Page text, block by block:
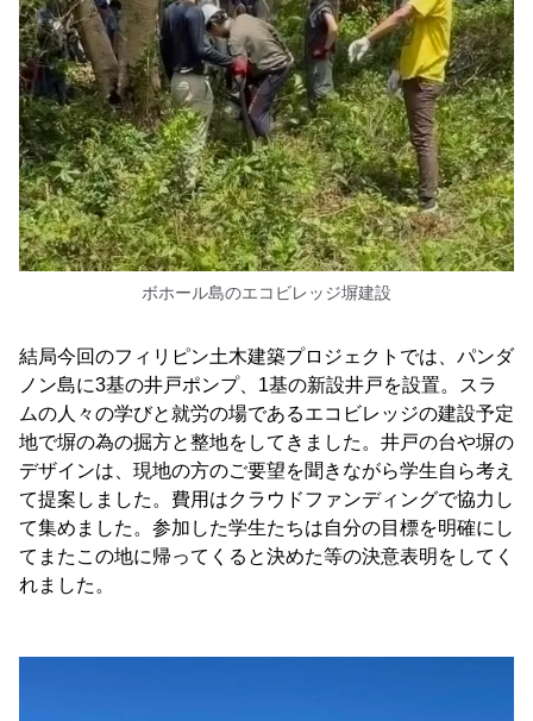
ボホール島のエコビレッジ塀建設
結局今回のフィリピン土木建築プロジェクトでは、パンダ
ノン島に3基の井戸ポンプ、1基の新設井戸を設置。スラ
ムの人々の学びと就労の場であるエコビレッジの建設予定
地で塀の為の掘方と整地をしてきました。井戸の台や塀の
デザインは、現地の方のご要望を聞きながら学生自ら考え
て提案しました。費用はクラウドファンディングで協力し
て集めました。参加した学生たちは自分の目標を明確にし
てまたこの地に帰ってくると決めた等の決意表明をしてく
れました。